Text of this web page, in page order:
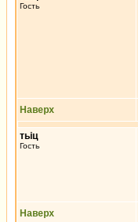
Гость
Наверх
тьiц
Гость
Наверх